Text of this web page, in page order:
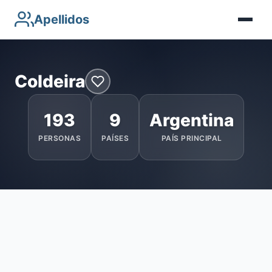
Apellidos
Coldeira
193
PERSONAS
9
PAÍSES
Argentina
PAÍS PRINCIPAL